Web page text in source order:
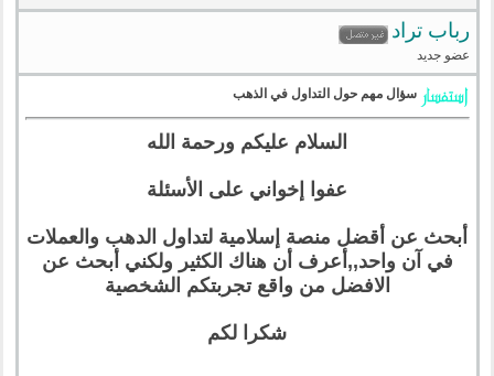
رباب تراد
عضو جديد
سؤال مهم حول التداول في الذهب
السلام عليكم ورحمة الله
عفوا إخواني على الأسئلة
أبحث عن أقضل منصة إسلامية لتداول الدهب والعملات
في آن واحد,,أعرف أن هناك الكثير ولكني أبحث عن
الافضل من واقع تجربتكم الشخصية
شكرا لكم